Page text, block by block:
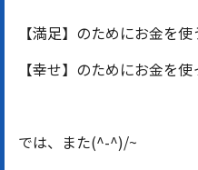
【満足】のためにお金を
【幸せ】のためにお金を
では、また(^-^)/~